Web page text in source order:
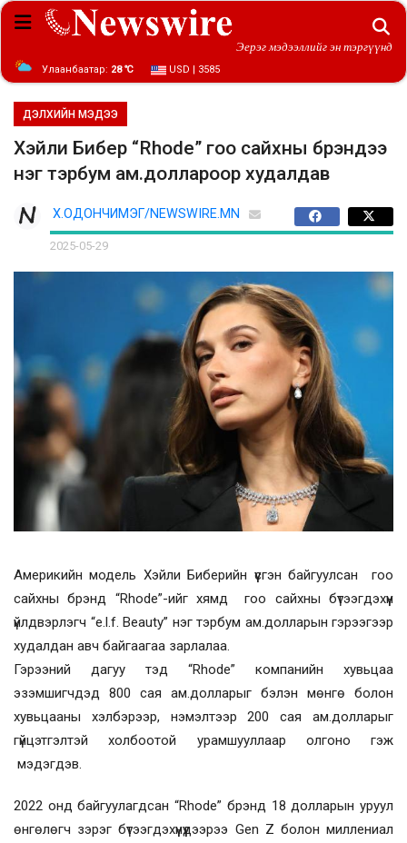
Эерэг мэдээллийг эн тэргүүнд
Улаанбаатар: 28 ℃ USD | 3585
ДЭЛХИЙН МЭДЭЭ
Хэйли Бибер “Rhode” гоо сайхны брэндээ
нэг тэрбум ам.доллароор худалдав
Х.ОДОНЧИМЭГ/NEWSWIRE.MN
2025-05-29
Америкийн модель Хэйли Биберийн үүсгэн байгуулсан гоо
сайхны брэнд “Rhode”-ийг хямд гоо сайхны бүтээгдэхүүн
үйлдвэрлэгч “e.l.f. Beauty” нэг тэрбум ам.долларын гэрээгээр
худалдан авч байгаагаа зарлалаа.
Гэрээний дагуу тэд “Rhode” компанийн хувьцаа
эзэмшигчдэд 800 сая ам.долларыг бэлэн мөнгө болон
хувьцааны хэлбэрээр, нэмэлтээр 200 сая ам.долларыг
гүйцэтгэлтэй холбоотой урамшууллаар олгоно гэж
мэдэгдэв.
2022 онд байгуулагдсан “Rhode” брэнд 18 долларын уруул
өнгөлөгч зэрэг бүтээгдэхүүнүүдээрээ Gen Z болон миллениал